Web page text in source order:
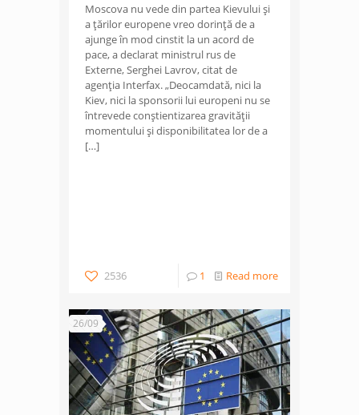
Moscova nu vede din partea Kievului și
a țărilor europene vreo dorință de a
ajunge în mod cinstit la un acord de
pace, a declarat ministrul rus de
Externe, Serghei Lavrov, citat de
agenția Interfax. „Deocamdată, nici la
Kiev, nici la sponsorii lui europeni nu se
întrevede conștientizarea gravității
momentului și disponibilitatea lor de a
[…]
2536 1 Read more
26/09